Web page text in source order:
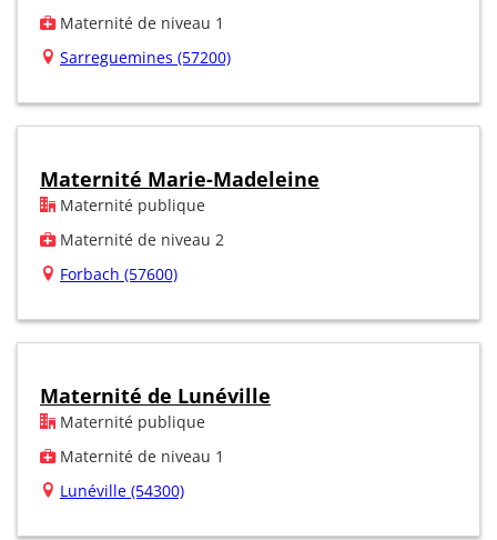
Maternité de niveau 1
Sarreguemines (57200)
Maternité Marie-Madeleine
Maternité publique
Maternité de niveau 2
Forbach (57600)
Maternité de Lunéville
Maternité publique
Maternité de niveau 1
Lunéville (54300)